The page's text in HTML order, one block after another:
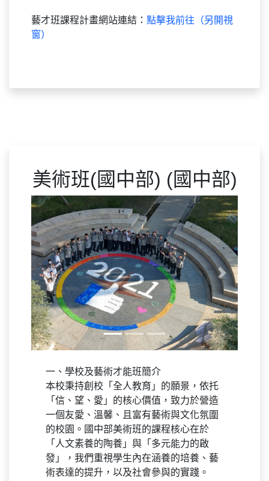
藝才班課程計畫網站連結： 點擊我前往（另開視
窗）
美術班(國中部) (國中部)
Previous Next
一、學校及藝術才能班簡介
本校秉持創校「全人教育」的願景，依托
「信、望、愛」的核心價值，致力於營造
一個友愛、溫馨、且富有藝術與文化氛圍
的校園。國中部美術班的課程核心在於
「人文素養的陶養」與「多元能力的啟
發」，我們重視學生內在涵養的培養、藝
術表達的提升，以及社會參與的實踐。